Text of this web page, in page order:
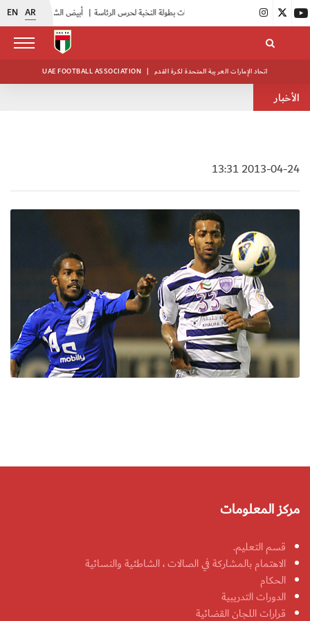
EN AR أبيض الشباب يواصل تدريباته في معسكره بأبوظبي |
UAE FOOTBALL ASSOCIATION | اتحاد الإمارات العربية المتحدة لكرة القدم
الأخبار
2013-04-24 13:31
مركز المعلومات
قسم التعليم.
الاهتمام بالمشاركة في الصالات ، الشاطئية والنسائية
الحكام
الدورات التدريبية
قرارات اللجان القضائية